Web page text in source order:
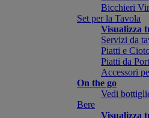
Bicchieri
Set per la Tavola
Visualizza
Servizi da
Piatti e
Piatti da
Accessori
On the go
Vedi
Bere
Visualizza